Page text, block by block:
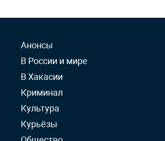
Анонсы
В России и мире
В Хакасии
Криминал
Культура
Курьёзы